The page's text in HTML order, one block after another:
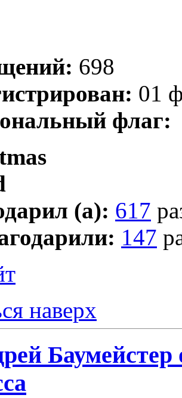
698
01
флаг:
(а): 617
147
наверх
Баумейстер